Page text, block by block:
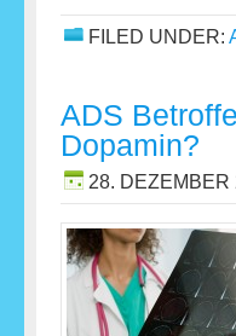
FILED UNDER:
ADS
Dopamin?
28. DEZEMBER